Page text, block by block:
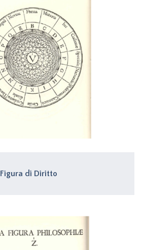
Figura di Diritto